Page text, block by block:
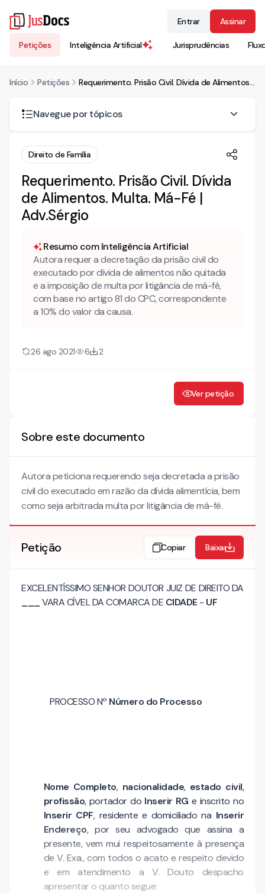
Petições Inteligência Artificial Jurisprudências
Entrar Assinar
Início Petições Requerimento. Prisão Civil. Dívida de Alimentos. Multa. Má-Fé | Adv.Sérgio
Navegue por tópicos
Requerimento. Prisão Civil. Dívida de Alimentos. Multa. Má-
Fé | Adv.Sérgio
Direito de Família
Requerimento. Prisão Civil. Dívida
de Alimentos. Multa. Má-Fé |
Adv.Sérgio
Resumo com Inteligência Artificial
Autora requer a decretação da prisão civil do
executado por dívida de alimentos não quitada
e a imposição de multa por litigância de má-fé,
com base no artigo 81 do CPC, correspondente
a 10% do valor da causa.
26 ago 2021 6 2
Ver petição
Sobre este documento
Autora peticiona requerendo seja decretada a prisão
civil do executado em razão da dívida alimentícia, bem
como seja arbitrada multa por litigância de má-fé.
Petição Copiar Baixar
EXCELENTÍSSIMO SENHOR DOUTOR JUIZ DE DIREITO DA
VARA CÍVEL DA COMARCA DE CIDADE - UF
PROCESSO Nº Número do Processo
Nome Completo, nacionalidade, estado civil,
profissão, portador do Inserir RG e inscrito no
Inserir CPF, residente e domiciliado na Inserir
Endereço, por seu advogado que assina a
presente, vem mui respeitosamente à presença
de V. Exa., com todos o acato e respeito devido
e em atendimento a V. Douto despacho
apresentar o quanto segue: